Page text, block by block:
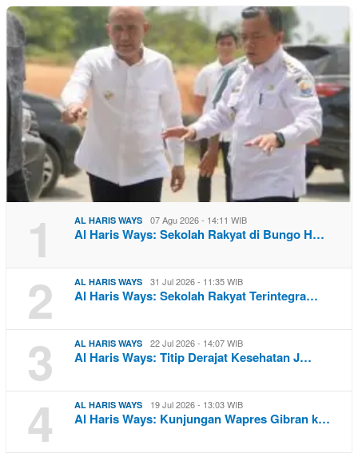
1 AL HARIS WAYS 07 Agu 2026 - 14:11 WIB
Al Haris Ways: Sekolah Rakyat di Bungo H…
2 AL HARIS WAYS 31 Jul 2026 - 11:35 WIB
Al Haris Ways: Sekolah Rakyat Terintegra…
3 AL HARIS WAYS 22 Jul 2026 - 14:07 WIB
Al Haris Ways: Titip Derajat Kesehatan J…
4 AL HARIS WAYS 19 Jul 2026 - 13:03 WIB
Al Haris Ways: Kunjungan Wapres Gibran k…